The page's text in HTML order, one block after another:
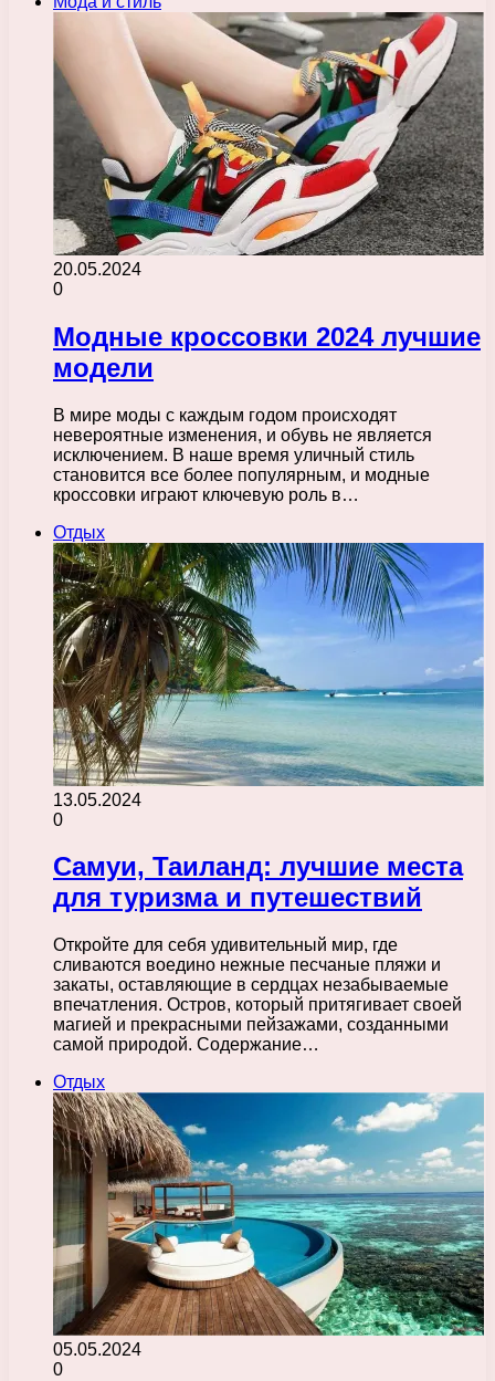
20.05.2024
0
Модные кроссовки 2024 лучшие
модели
В мире моды с каждым годом происходят
невероятные изменения, и обувь не является
исключением. В наше время уличный стиль
становится все более популярным, и модные
кроссовки играют ключевую роль в…
Отдых
13.05.2024
0
Самуи, Таиланд: лучшие места
для туризма и путешествий
Откройте для себя удивительный мир, где
сливаются воедино нежные песчаные пляжи и
закаты, оставляющие в сердцах незабываемые
впечатления. Остров, который притягивает своей
магией и прекрасными пейзажами, созданными
самой природой. Содержание…
Отдых
05.05.2024
0